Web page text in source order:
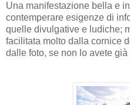
Una manifestazione bella e
contemperare esigenze di
quelle divulgative e ludiche;
facilitata molto dalla cornice
dalle foto, se non lo avete già